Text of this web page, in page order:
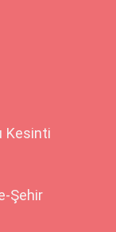
Kesinti
Şehir